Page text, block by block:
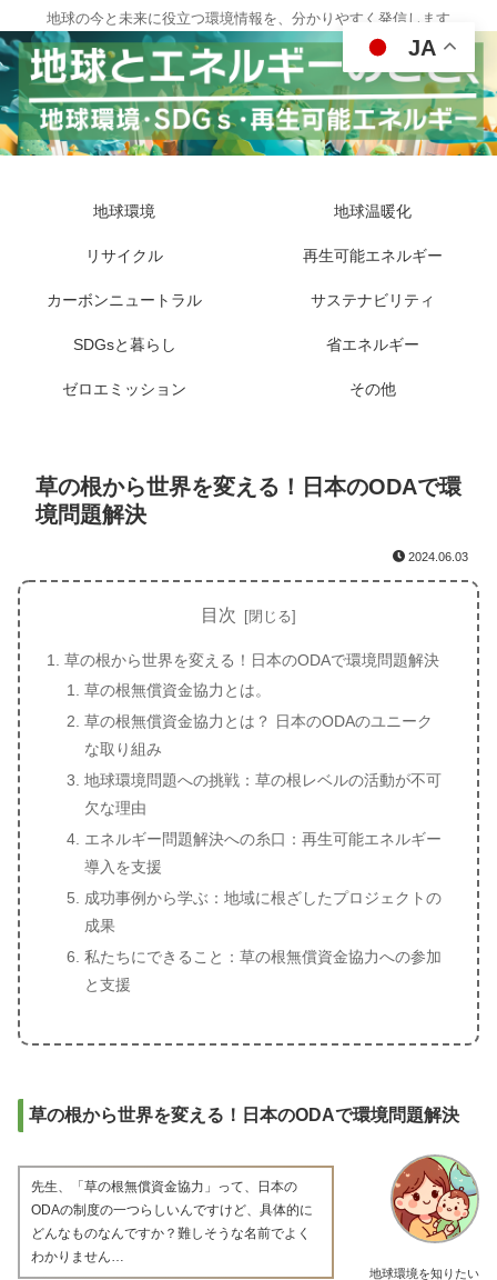
地球の今と未来に役立つ環境情報を、分かりやすく発信します
地球環境 地球温暖化
リサイクル 再生可能エネルギー
カーボンニュートラル サステナビリティ
SDGsと暮らし 省エネルギー
ゼロエミッション その他
草の根から世界を変える！日本のODAで環
境問題解決
2024.06.03
目次
草の根から世界を変える！日本のODAで環境問題解決
草の根無償資金協力とは。
草の根無償資金協力とは？ 日本のODAのユニーク
な取り組み
地球環境問題への挑戦：草の根レベルの活動が不可
欠な理由
エネルギー問題解決への糸口：再生可能エネルギー
導入を支援
成功事例から学ぶ：地域に根ざしたプロジェクトの
成果
私たちにできること：草の根無償資金協力への参加
と支援
草の根から世界を変える！日本のODAで環境問題解決
地球環境を知りたい
先生、「草の根無償資金協力」って、日本の
ODAの制度の一つらしいんですけど、具体的に
どんなものなんですか？難しそうな名前でよく
わかりません…
JA